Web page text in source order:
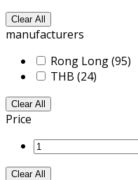
Clear All
manufacturers
Rong Long(95)
THB (24)
Clear All
Price
Clear All